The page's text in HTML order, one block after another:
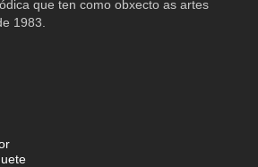
que ten como obxecto as artes
1983.